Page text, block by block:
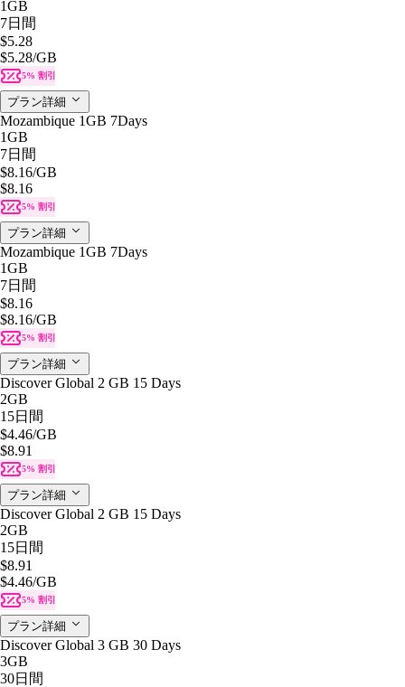
1GB
7日間
$5.28
$5.28/GB
5% 割引
プラン詳細
Mozambique 1GB 7Days
1GB
7日間
$8.16/GB
$8.16
5% 割引
プラン詳細
Mozambique 1GB 7Days
1GB
7日間
$8.16
$8.16/GB
5% 割引
プラン詳細
Discover Global 2 GB 15 Days
2GB
15日間
$4.46/GB
$8.91
5% 割引
プラン詳細
Discover Global 2 GB 15 Days
2GB
15日間
$8.91
$4.46/GB
5% 割引
プラン詳細
Discover Global 3 GB 30 Days
3GB
30日間